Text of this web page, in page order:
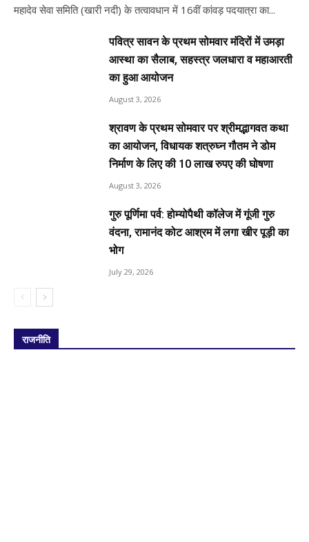
महादेव सेवा समिति (खारी नदी) के तत्वावधान में 16वीं कांवड़ पदयात्रा का...
पवित्र सावन के प्रथम सोमवार मंदिरों में उमड़ा
आस्था का सैलाब, सहस्त्र जलधारा व महाआरती
का हुआ आयोजन
August 3, 2026
श्रावण के प्रथम सोमवार पर श्रीमद्भागवत कथा
का आयोजन, विधायक शत्रुघ्न गौतम ने डोम
निर्माण के लिए की 10 लाख रुपए की घोषणा
August 3, 2026
गुरु पूर्णिमा पर्व: होम्योपैथी कॉलेज में गूंजी गुरु
वंदना, रामानंद कोट आश्रम में लगा खीर पूड़ी का
भोग
July 29, 2026
राजनीति